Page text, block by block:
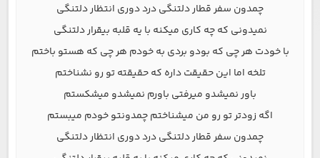
چمدون سفر قطار دلتنگی درد دوری انتظار دلتنگی
نمیدونی که چه کاری میکنه با یه قلبه بیقرار دلتنگی
با خودت هر چی که بودو بردی به خودم هر چی که هستو باختم
تلخه اما این حقیقت داره که حقیقته تو رو نشناختم
باور نمیشدو میرفتی باورم نمیشدو میشکستم
اگه زودتر تو رو من میشناختم چمدونتو خودم میبستم
چمدون سفر قطار دلتنگی درد دوری انتظار دلتنگی